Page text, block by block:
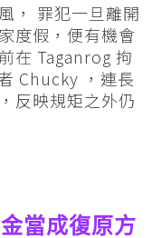
， 罪犯一旦離開
度假，便有機會
在 Taganrog 拘
Chucky ，連長
反映規矩之外仍
當成復原方